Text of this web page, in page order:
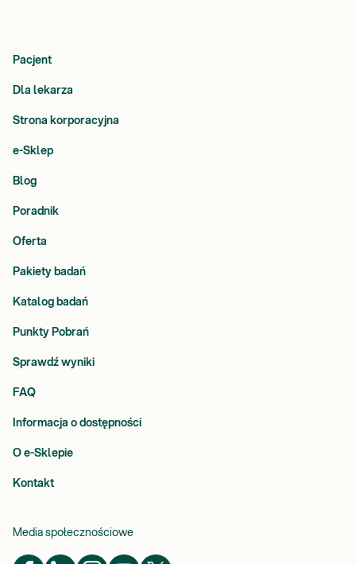
Pacjent
Dla lekarza
Strona korporacyjna
e-Sklep
Blog
Poradnik
Oferta
Pakiety badań
Katalog badań
Punkty Pobrań
Sprawdź wyniki
FAQ
Informacja o dostępności
O e-Sklepie
Kontakt
Media społecznościowe